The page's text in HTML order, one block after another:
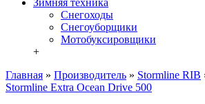
Зимняя техника
Снегоходы
Cнегоуборщики
Мотобуксировщики
+
Главная » Производитель » Stormline RIB
Stormline Extra Ocean Drive 500